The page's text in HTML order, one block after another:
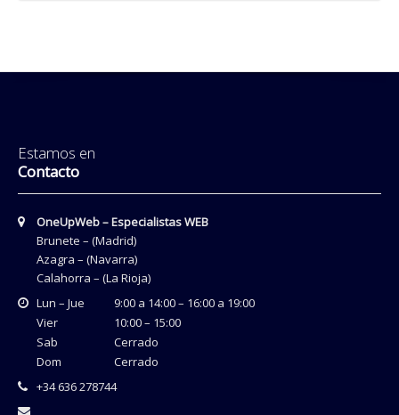
Estamos en
Contacto
OneUpWeb – Especialistas WEB
Brunete – (Madrid)
Azagra – (Navarra)
Calahorra – (La Rioja)
Lun – Jue
9:00 a 14:00 – 16:00 a 19:00
Vier
10:00 – 15:00
Sab
Cerrado
Dom
Cerrado
+34 636 278744